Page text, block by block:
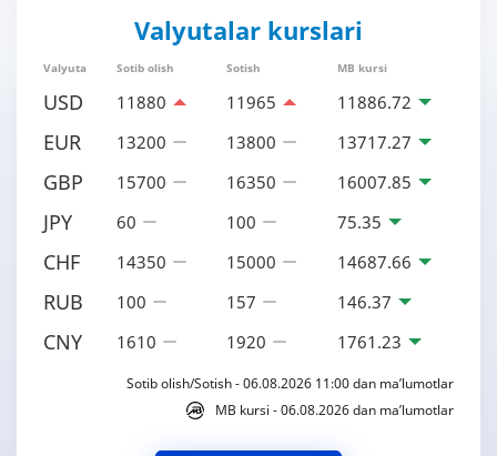
Valyutalar kurslari
Valyuta Sotib olish Sotish MB kursi
USD 11880 11965 11886.72
EUR 13200 13800 13717.27
GBP 15700 16350 16007.85
JPY 60 100 75.35
CHF 14350 15000 14687.66
RUB 100 157 146.37
CNY 1610 1920 1761.23
Sotib olish/Sotish - 06.08.2026 11:00 dan ma’lumotlar
MB kursi - 06.08.2026 dan ma’lumotlar